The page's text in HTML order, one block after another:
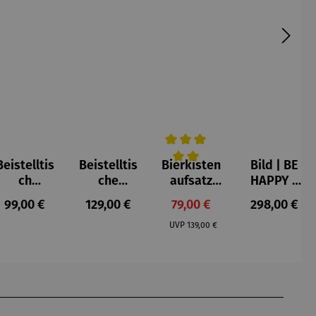
von 5 von 5 Sternen
ch
Teakholz
rund –
Regulärer Preis:
99,00 €
Beistelltis
che
Teakholz –
Verwood
Regulärer Preis:
129,00 €
Durchschnittliche Bewertung
Bierkisten
aufsatz
Teak mit
Klappe
Verkaufspreis:
79,00 €
UVP Regulärer Preis:
139,00 €
Bild | BE
HAPPY –
Michael
Pfannsch
Regulärer
298,00 €